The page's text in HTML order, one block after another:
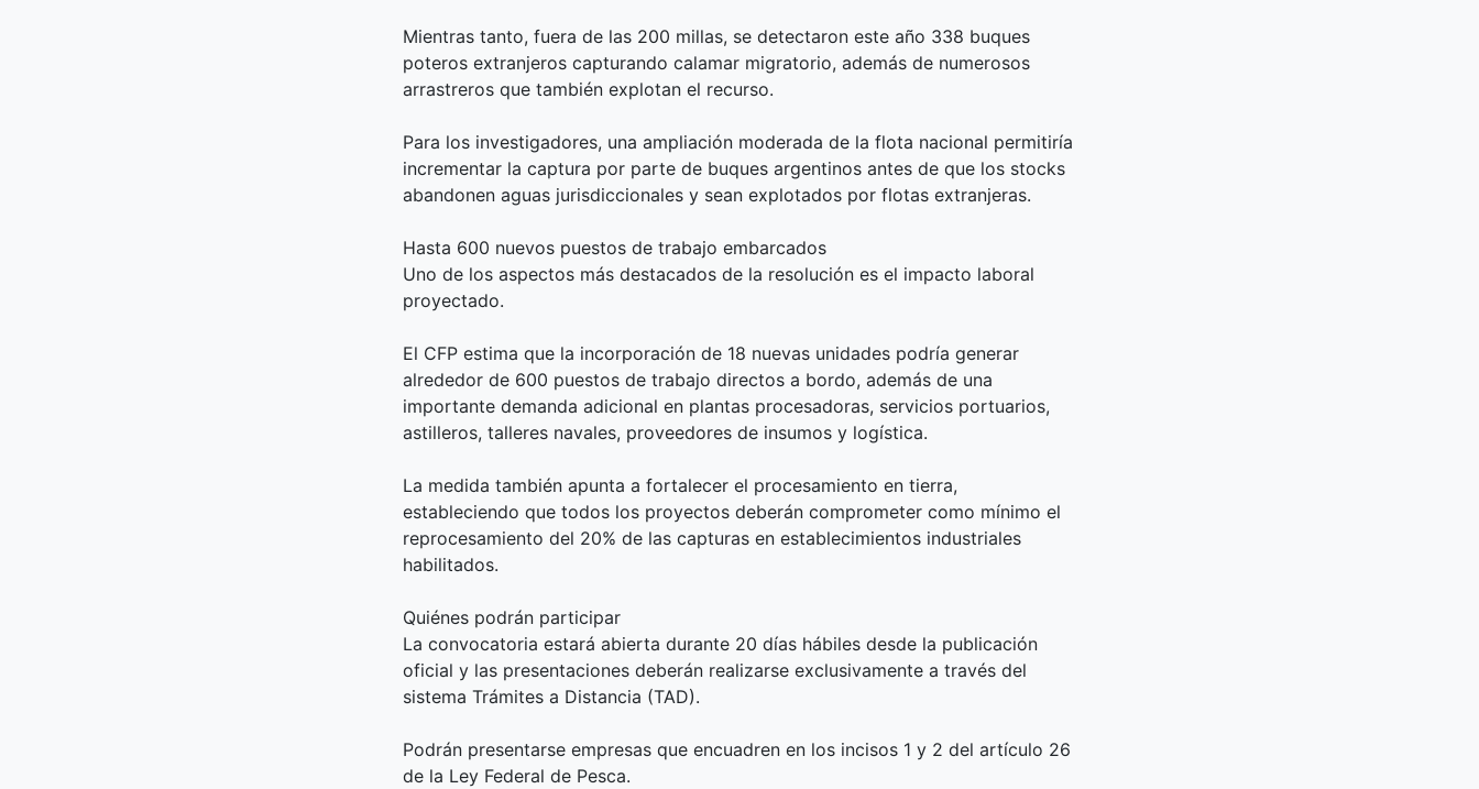
Mientras tanto, fuera de las 200 millas, se detectaron este año 338 buques
poteros extranjeros capturando calamar migratorio, además de numerosos
arrastreros que también explotan el recurso.
Para los investigadores, una ampliación moderada de la flota nacional permitiría
incrementar la captura por parte de buques argentinos antes de que los stocks
abandonen aguas jurisdiccionales y sean explotados por flotas extranjeras.
Hasta 600 nuevos puestos de trabajo embarcados
Uno de los aspectos más destacados de la resolución es el impacto laboral
proyectado.
El CFP estima que la incorporación de 18 nuevas unidades podría generar
alrededor de 600 puestos de trabajo directos a bordo, además de una
importante demanda adicional en plantas procesadoras, servicios portuarios,
astilleros, talleres navales, proveedores de insumos y logística.
La medida también apunta a fortalecer el procesamiento en tierra,
estableciendo que todos los proyectos deberán comprometer como mínimo el
reprocesamiento del 20% de las capturas en establecimientos industriales
habilitados.
Quiénes podrán participar
La convocatoria estará abierta durante 20 días hábiles desde la publicación
oficial y las presentaciones deberán realizarse exclusivamente a través del
sistema Trámites a Distancia (TAD).
Podrán presentarse empresas que encuadren en los incisos 1 y 2 del artículo 26
de la Ley Federal de Pesca.